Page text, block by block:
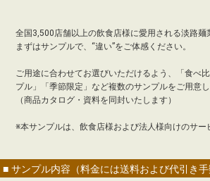
全国3,500店舗以上の飲食店様に愛用される淡路麺
まずはサンプルで、“違い”をご体感ください。
ご用途に合わせてお選びいただけるよう、「食べ
プル」「季節限定」など複数のサンプルをご用意し
（商品カタログ・資料を同封いたします）
※本サンプルは、飲食店様および法人様向けのサー
■ サンプル内容（料金には送料および代引き手